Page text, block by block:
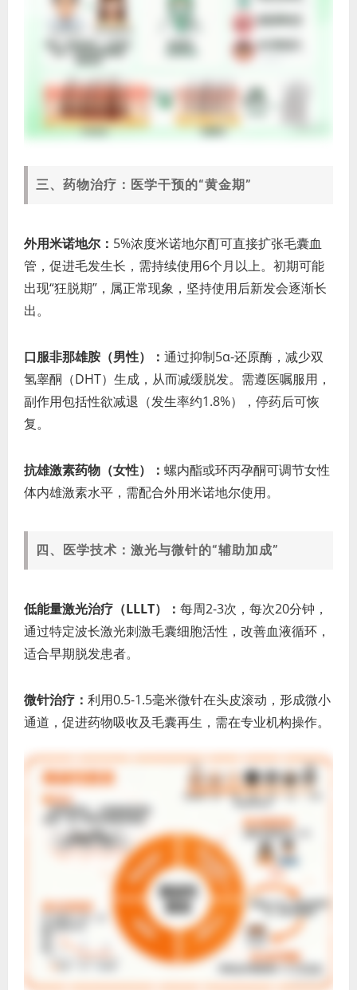
三、药物治疗：医学干预的“黄金期”
外用米诺地尔： 5%浓度米诺地尔酊可直接扩张毛囊血
管，促进毛发生长，需持续使用6个月以上。初期可能
出现“狂脱期”，属正常现象，坚持使用后新发会逐渐长
出。
口服非那雄胺（男性）： 通过抑制5α-还原酶，减少双
氢睾酮（DHT）生成，从而减缓脱发。需遵医嘱服用，
副作用包括性欲减退（发生率约1.8%），停药后可恢
复。
抗雄激素药物（女性）： 螺内酯或环丙孕酮可调节女性
体内雄激素水平，需配合外用米诺地尔使用。
四、医学技术：激光与微针的“辅助加成”
低能量激光治疗（LLLT）： 每周2-3次，每次20分钟，
通过特定波长激光刺激毛囊细胞活性，改善血液循环，
适合早期脱发患者。
微针治疗： 利用0.5-1.5毫米微针在头皮滚动，形成微小
通道，促进药物吸收及毛囊再生，需在专业机构操作。